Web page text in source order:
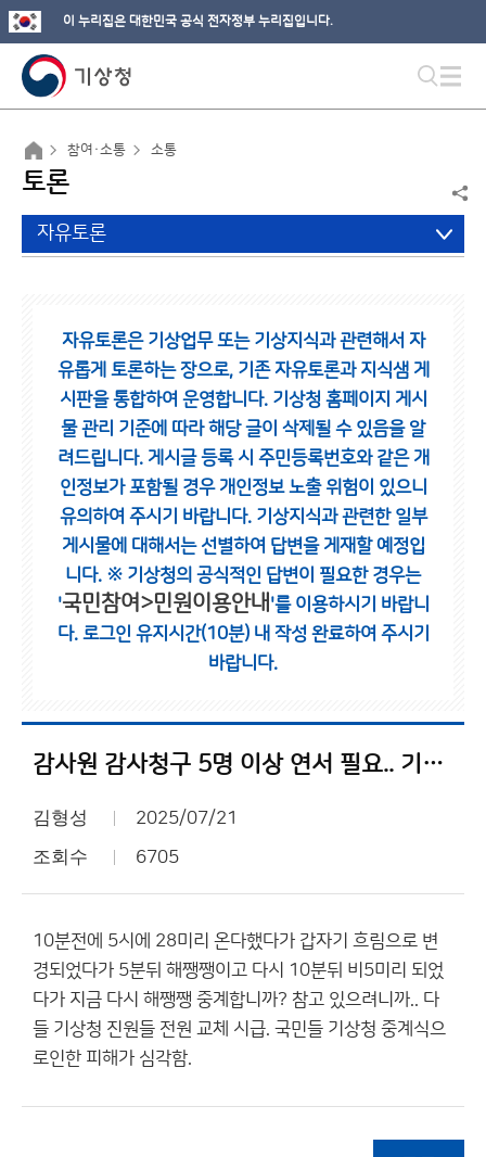
이 누리집은 대한민국 공식 전자정부 누리집입니다.
참여·소통 소통
토론
자유토론
자유토론은 기상업무 또는 기상지식과 관련해서 자
유롭게 토론하는 장으로, 기존 자유토론과 지식샘 게
시판을 통합하여 운영합니다. 기상청 홈페이지 게시
물 관리 기준에 따라 해당 글이 삭제될 수 있음을 알
려드립니다. 게시글 등록 시 주민등록번호와 같은 개
인정보가 포함될 경우 개인정보 노출 위험이 있으니
유의하여 주시기 바랍니다. 기상지식과 관련한 일부
게시물에 대해서는 선별하여 답변을 게재할 예정입
니다. ※ 기상청의 공식적인 답변이 필요한 경우는
'국민참여>민원이용안내 '를 이용하시기 바랍니
다. 로그인 유지시간(10분) 내 작성 완료하여 주시기
바랍니다.
감사원 감사청구 5명 이상 연서 필요.. 기상청 진짜 조사해야됩니다.
김형성 2025/07/21
조회수 6705
10분전에 5시에 28미리 온다했다가 갑자기 흐림으로 변
경되었다가 5분뒤 해쨍쨍이고 다시 10분뒤 비5미리 되었
다가 지금 다시 해쨍쨍 중계합니까? 참고 있으려니까.. 다
들 기상청 진원들 전원 교체 시급. 국민들 기상청 중계식으
로인한 피해가 심각함.